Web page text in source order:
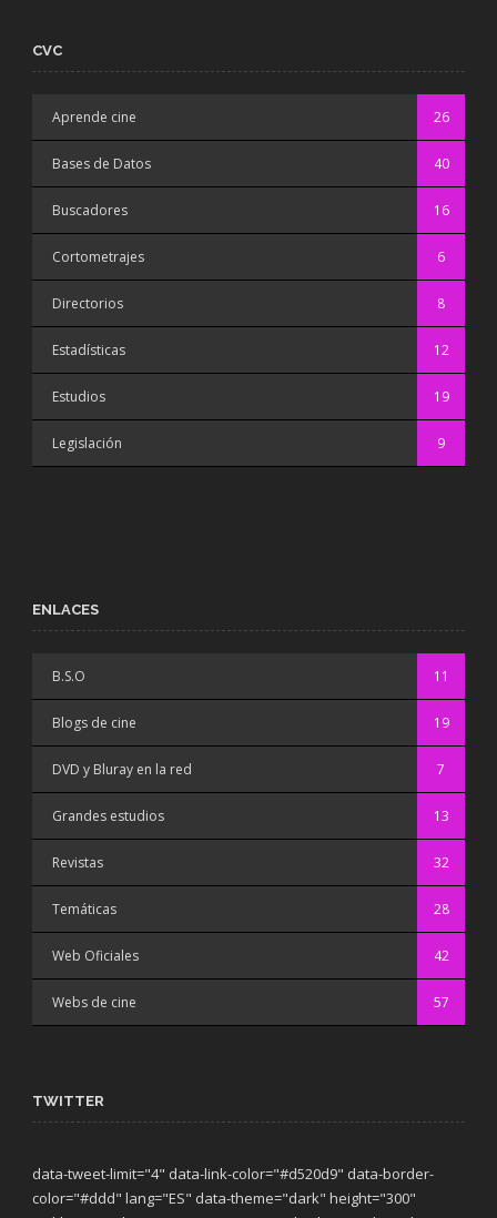
CVC
Aprende cine 26
Bases de Datos 40
Buscadores 16
Cortometrajes 6
Directorios 8
Estadísticas 12
Estudios 19
Legislación 9
ENLACES
B.S.O 11
Blogs de cine 19
DVD y Bluray en la red 7
Grandes estudios 13
Revistas 32
Temáticas 28
Web Oficiales 42
Webs de cine 57
TWITTER
data-tweet-limit="4" data-link-color="#d520d9" data-border-
color="#ddd" lang="ES" data-theme="dark" height="300"